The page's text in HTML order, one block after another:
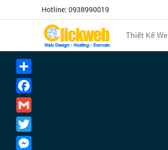
Hotline: 0938990019
Thiết Kế